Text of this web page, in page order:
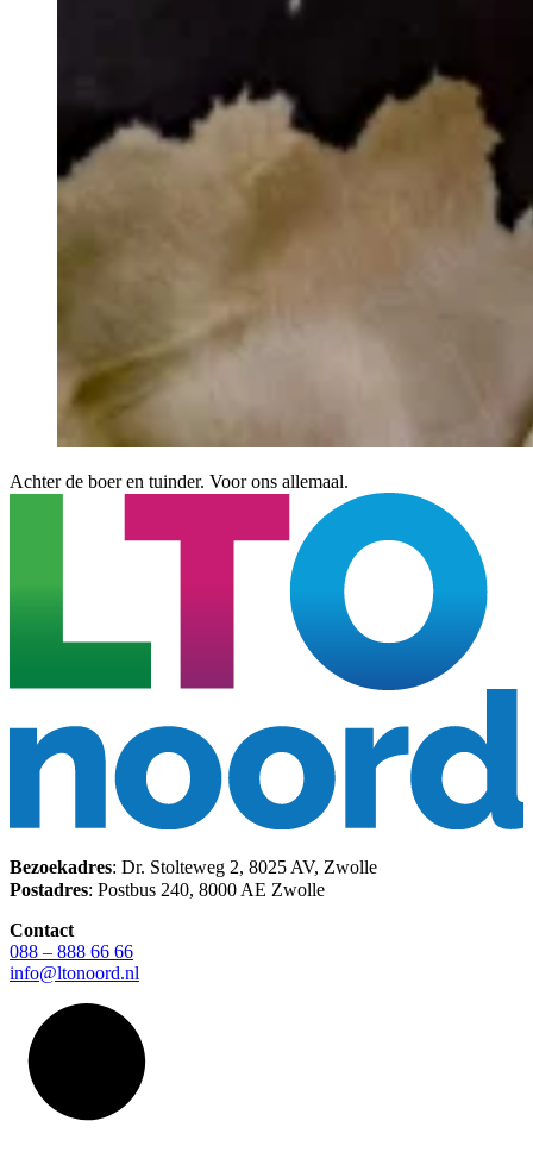
Achter de boer en tuinder. Voor ons allemaal.
Bezoekadres: Dr. Stolteweg 2, 8025 AV, Zwolle
Postadres: Postbus 240, 8000 AE Zwolle
Contact
088 – 888 66 66
info@ltonoord.nl